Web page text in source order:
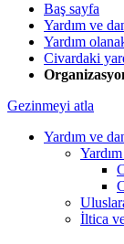
Baş sayfa
Yardım ve
Yardım
Civardaki
Gezinmeyi atla
Yardım ve
İltica